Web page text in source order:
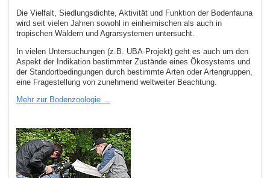
Die Vielfalt, Siedlungsdichte, Aktivität und Funktion der Bodenfauna
wird seit vielen Jahren sowohl in einheimischen als auch in
tropischen Wäldern und Agrarsystemen untersucht.
In vielen Untersuchungen (z.B. UBA-Projekt) geht es auch um den
Aspekt der Indikation bestimmter Zustände eines Ökosystems und
der Standortbedingungen durch bestimmte Arten oder Artengruppen,
eine Fragestellung von zunehmend weltweiter Beachtung.
Mehr zur Bodenzoologie ...